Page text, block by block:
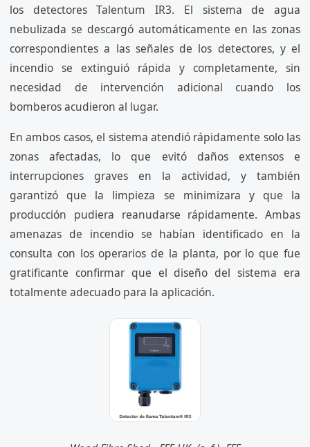
los detectores Talentum IR3. El sistema de agua
nebulizada se descargó automáticamente en las zonas
correspondientes a las señales de los detectores, y el
incendio se extinguió rápida y completamente, sin
necesidad de intervención adicional cuando los
bomberos acudieron al lugar.
En ambos casos, el sistema atendió rápidamente solo las
zonas afectadas, lo que evitó daños extensos e
interrupciones graves en la actividad, y también
garantizó que la limpieza se minimizara y que la
producción pudiera reanudarse rápidamente. Ambas
amenazas de incendio se habían identificado en la
consulta con los operarios de la planta, por lo que fue
gratificante confirmar que el diseño del sistema era
totalmente adecuado para la aplicación.